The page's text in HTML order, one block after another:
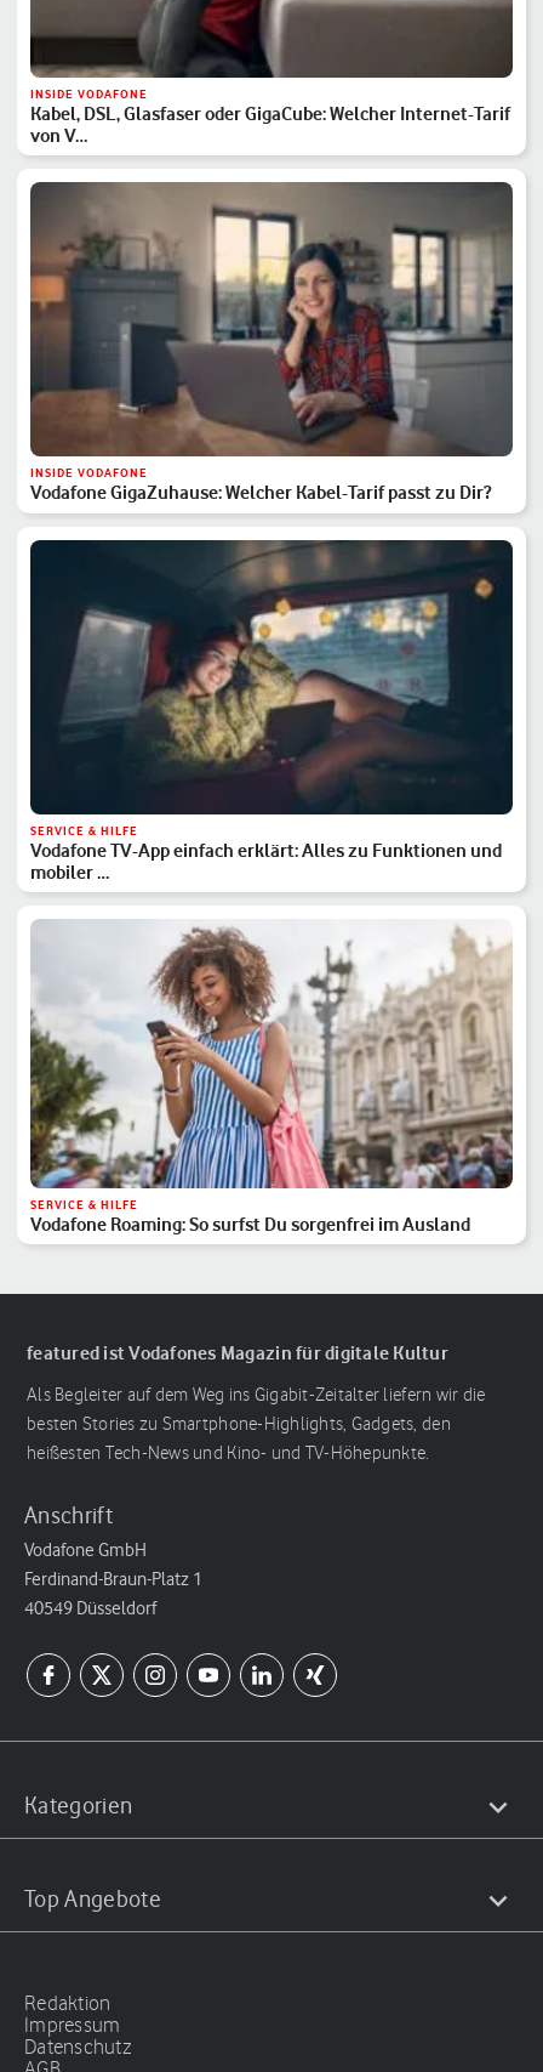
INSIDE VODAFONE
Kabel, DSL, Glasfaser oder GigaCube: Welcher Internet-Tarif
von V…
INSIDE VODAFONE
Vodafone GigaZuhause: Welcher Kabel-Tarif passt zu Dir?
SERVICE & HILFE
Vodafone TV-App einfach erklärt: Alles zu Funktionen und
mobiler …
SERVICE & HILFE
Vodafone Roaming: So surfst Du sorgenfrei im Ausland
featured ist Vodafones Magazin für digitale Kultur
Als Begleiter auf dem Weg ins Gigabit-Zeitalter liefern wir die
besten Stories zu Smartphone-Highlights, Gadgets, den
heißesten Tech-News und Kino- und TV-Höhepunkte.
Anschrift
Vodafone GmbH
Ferdinand-Braun-Platz 1
40549 Düsseldorf
Kategorien
Top Angebote
Redaktion
Impressum
Datenschutz